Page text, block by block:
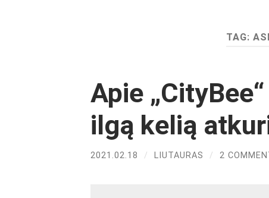
TAG:
Apie
ilgą kelią
2021.02.18 / LIUTAURAS / 2